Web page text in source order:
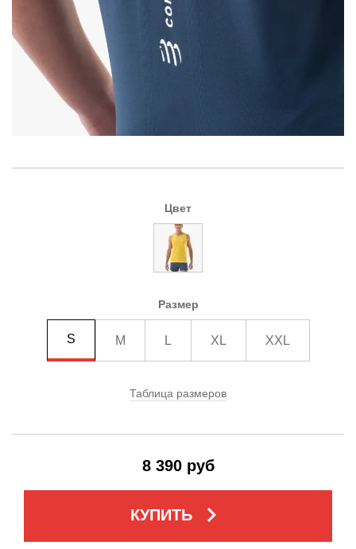
Цвет
Размер
S M L XL XXL
Таблица размеров
8 390 руб
КУПИТЬ keyboard_arrow_right